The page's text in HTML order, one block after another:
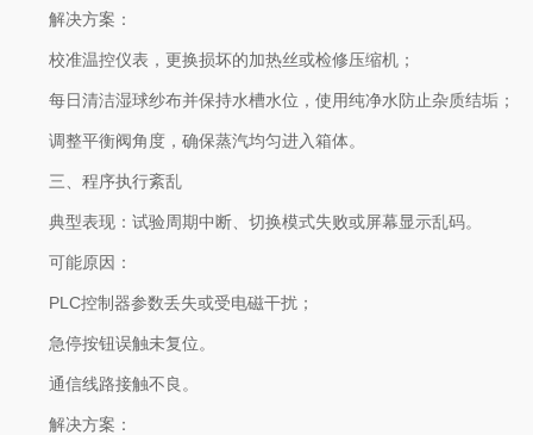
解决方案：
校准温控仪表，更换损坏的加热丝或检修压缩机；
每日清洁湿球纱布并保持水槽水位，使用纯净水防止杂质结垢；
调整平衡阀角度，确保蒸汽均匀进入箱体。
三、程序执行紊乱
典型表现：试验周期中断、切换模式失败或屏幕显示乱码。
可能原因：
PLC控制器参数丢失或受电磁干扰；
急停按钮误触未复位。
通信线路接触不良。
解决方案：